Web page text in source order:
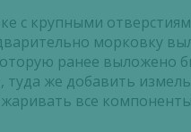
с крупными
морковку
ранее выложено
туда же добавить
все